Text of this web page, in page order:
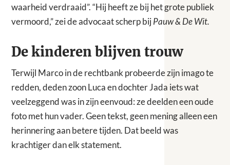
waarheid verdraaid”. “Hij heeft ze bij het grote publiek
vermoord,” zei de advocaat scherp bijPauw & De Wit.
De kinderen blijven trouw
Terwijl Marco in de rechtbank probeerde zijn imago te
redden, deden zoon Luca en dochter Jada iets wat
veelzeggend was in zijn eenvoud: ze deelden een oude
foto met hun vader. Geen tekst, geen mening alleen een
herinnering aan betere tijden. Dat beeld was
krachtiger dan elk statement.